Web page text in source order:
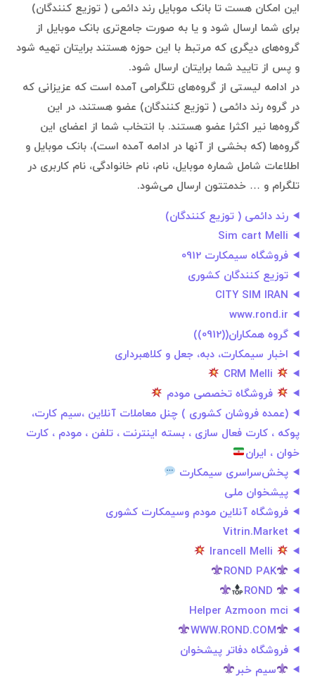
این امکان هست تا بانک موبایل رند دائمی ( توزیع کنندگان)
برای شما ارسال شود و یا به صورت جامع‌تری بانک موبایل از
گروه‌های دیگری که مرتبط با این حوزه هستند برایتان تهیه شود
و پس از تایید شما برایتان ارسال شود.
در ادامه لیستی از گروه‌های تلگرامی آمده است که عزیزانی که
در گروه رند دائمی ( توزیع کنندگان) عضو هستند، در این
گروه‌ها نیر اکثرا عضو هستند. با انتخاب شما از اعضای این
گروه‌ها (که بخشی از آنها در ادامه آمده است)، بانک موبایل و
اطلاعات شامل شماره موبایل، نام، نام خانوادگی، نام کاربری در
تلگرام و … خدمتتون ارسال می‌شود.
رند دائمی ( توزیع کنندگان)
Sim cart Melli
فروشگاه سیمکارت 0912
توزیع کنندگان کشوری
CITY SIM IRAN
www.rond.ir
گروه همکاران((0912))
اخبار سیمکارت، دبه، جعل و کلاهبرداری
فروشگاه تخصصی مودم‌
(عمده فروشان کشوری ) چنل معاملات آنلاین ،سیم کارت،
پوکه ، کارت فعال سازی ، بسته اینترنت ، تلفن ، مودم ، کارت
خوان ، ایران
پخش‌سراسری سیمکارت
پیشخوان ملی
فروشگاه آنلاین مودم وسیمکارت ‌کشوری
Vitrin.Market
ROND PAK
Helper Azmoon mci
WWW.ROND.COM
فروشگاه دفاتر پیشخوان
سیم خبر